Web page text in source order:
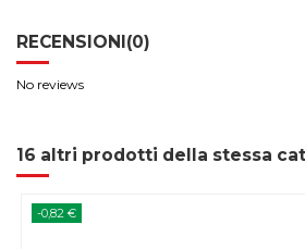
RECENSIONI (0)
No reviews
16 altri prodotti della stessa
-0,82 €